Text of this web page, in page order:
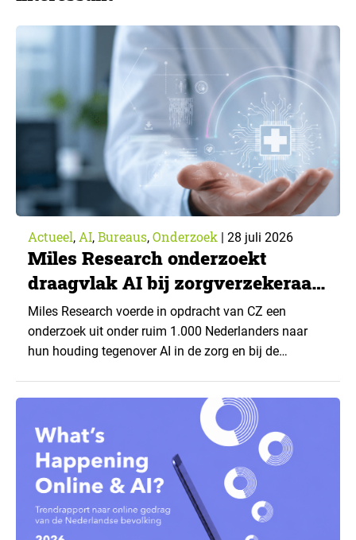
Actueel, AI, Bureaus, Onderzoek | 28 juli 2026
Miles Research onderzoekt
draagvlak AI bij zorgverzekeraar
CZ
Miles Research voerde in opdracht van CZ een
onderzoek uit onder ruim 1.000 Nederlanders naar
hun houding tegenover AI in de zorg en bij de
toepassingen, en waar trekken zij een grens? Dit
artikel is aangeleverd door kennispartner Miles
Research. ▼ De uitkomsten zijn…